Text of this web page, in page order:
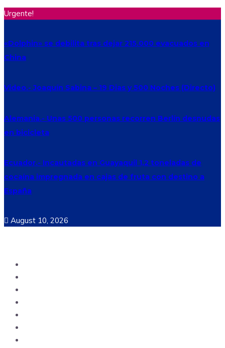
Urgente!
«Dolphin» se debilita tras dejar 215.000 evacuados en
China
Video.- Joaquín Sabina – 19 Dias y 500 Noches (Directo)
Alemania.- Unas 500 personas recorren Berlín desnudas
en bicicleta
Ecuador.- Incautadas en Guayaquil 1,2 toneladas de
cocaína impregnada en cajas de fruta con destino a
España
August 10, 2026